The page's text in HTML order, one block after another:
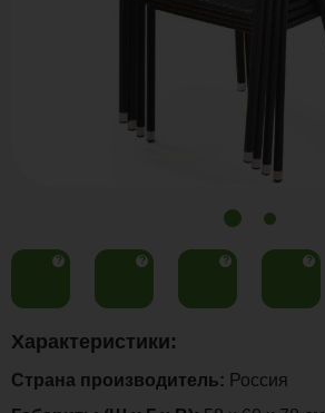
? ? ? ?
Характеристики:
Страна производитель: Россия